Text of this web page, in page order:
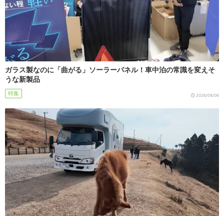
ガラス製なのに「曲がる」ソーラーパネル！車中泊の常識を変えそ
うな新製品
特集 2026/08/06